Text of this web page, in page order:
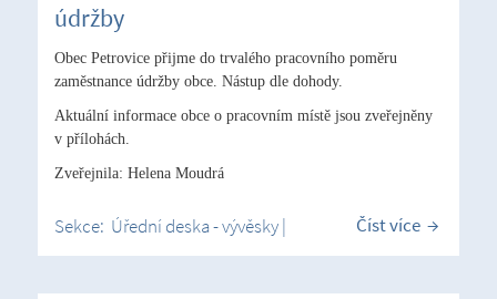
údržby
Obec Petrovice přijme do trvalého pracovního poměru
zaměstnance údržby obce. Nástup dle dohody.
Aktuální informace obce o pracovním místě jsou zveřejněny
v přílohách.
Zveřejnila: Helena Moudrá
Sekce: Úřední deska - vývěsky| Číst více